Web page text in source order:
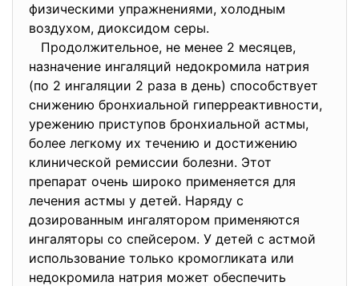
физическими упражнениями, холодным
воздухом, диоксидом серы.
Продолжительное, не менее 2 месяцев,
назначение ингаляций недокромила натрия
(по 2 ингаляции 2 раза в день) способствует
снижению бронхиальной гиперреактивности,
урежению приступов бронхиальной астмы,
более легкому их течению и достижению
клинической ремиссии болезни. Этот
препарат очень широко применяется для
лечения астмы у детей. Наряду с
дозированным ингалятором применяются
ингаляторы со спейсером. У детей с астмой
использование только кромогликата или
недокромила натрия может обеспечить